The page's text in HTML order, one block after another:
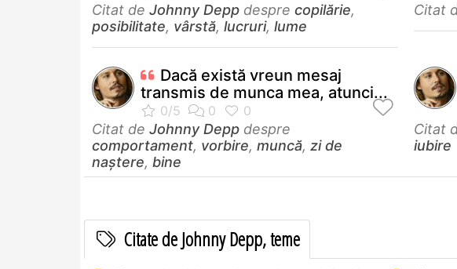
Citat de Johnny Depp despre copilărie,
posibilitate, vârstă, lucruri, lume
Citat
Dacă există vreun mesaj
transmis de munca mea, atunci...
Citat de Johnny Depp despre
comportament, vorbire, muncă, zi de
naștere, bine
Citat
iubire
Citate de Johnny Depp, teme